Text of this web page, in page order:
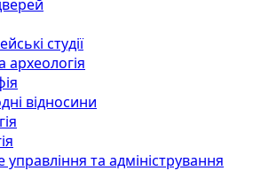
студії
археологія
відносини
управління та адміністрування